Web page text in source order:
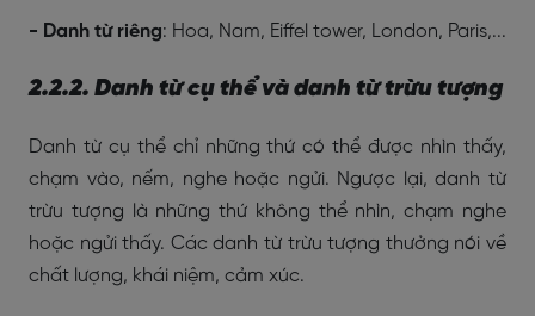
- Danh từ riêng: Hoa, Nam, Eiffel tower, London, Paris,...
2.2.2. Danh từ cụ thể và danh từ trừu tượng
Danh từ cụ thể chỉ những thứ có thể được nhìn thấy,
chạm vào, nếm, nghe hoặc ngửi. Ngược lại, danh từ
trừu tượng là những thứ không thể nhìn, chạm nghe
hoặc ngửi thấy. Các danh từ trừu tượng thưởng nói về
chất lượng, khái niệm, cảm xúc.